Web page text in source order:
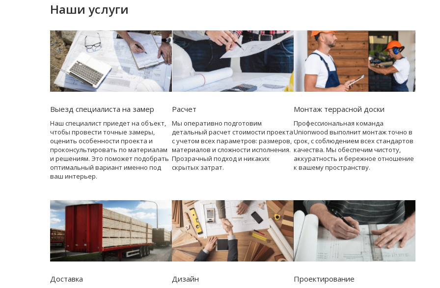
Наши услуги
Выезд специалиста на замер
Наш специалист приедет на объект,
чтобы провести точные замеры,
оценить особенности проекта и
проконсультировать по материалам
и решениям. Это поможет подобрать
оптимальный вариант именно под
ваш интерьер.
Расчет
Мы оперативно подготовим
детальный расчет стоимости проекта
с учетом всех параметров: размеров,
материалов и сложности исполнения.
Прозрачный подход и никаких
скрытых затрат.
Монтаж террасной доски
Профессиональная команда
Unionwood выполнит монтаж точно в
срок, с соблюдением всех стандартов
качества. Мы обеспечим чистоту,
аккуратность и бережное отношение
к вашему пространству.
Доставка Дизайн Проектирование